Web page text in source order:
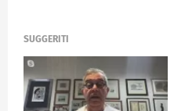
SUGGERITI